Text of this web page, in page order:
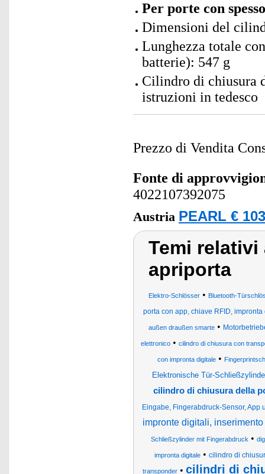
Per porte con
Dimensioni del
Lunghezza totale
batterie): 547 g
Cilindro di chiusura
istruzioni in tedesco
Prezzo di Vendita
Fonte di
4022107392075
Austria PEARL €
Temi relativi
apriporta
Elektro-Schlösser• Bluetooth-
porta con app, chiave RFID,
außen draußen smarte•
elettronico • cilindro di chiusura con
con impronta digitale •
Elektronische Tür-
cilindro di chiusura della
Eingabe, Fingerabdruck-Sensor, App
impronte digitali,
Schließzylinder mit Fingerabdruck •
impronta digitale • cilindro di
transponder • cilindri di